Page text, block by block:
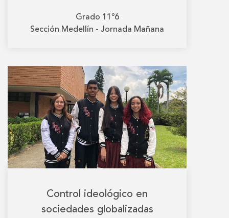
Grado 11º6
Sección Medellín - Jornada Mañana
Control ideológico en
sociedades globalizadas